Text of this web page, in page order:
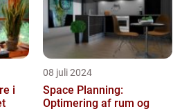
i
08 juli 2024
Space Planning:
Optimering af rum og